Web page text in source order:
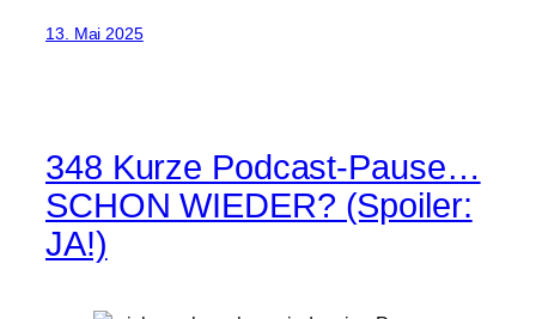
13. Mai 2025
348 Kurze Podcast-Pause…
SCHON WIEDER? (Spoiler:
JA!)